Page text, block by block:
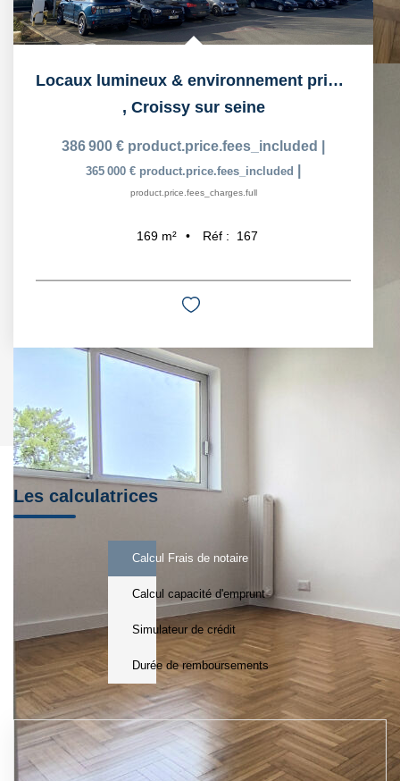
Locaux lumineux & environnement privilégié à...
, Croissy sur seine
386 900 € product.price.fees_included
365 000 € product.price.fees_included
product.price.fees_charges.full
169 m² Réf : 167
Les calculatrices
Calcul Frais de notaire
Calcul capacité d'emprunt
Simulateur de crédit
Durée de remboursements